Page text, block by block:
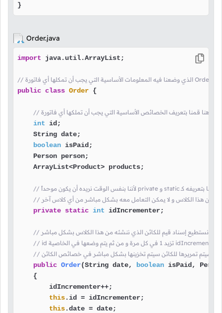
}
Order.java
import java.util.ArrayList;
public class Order {
// هنا قمنا بتعريف الخصائص الأساسية التي يجب أن تملكها أي فاتورة
int id;
    String date;
boolean isPaid;
    Person person;
    ArrayList<Product> products;
من هذا الكلاس و لا يمكن التعامل معه بشكل مباشر من أي كلاس آخر
private static int idIncrementer;
حتى نستطيع إسناد قيم للكائن الذي ننشئه من هذا الكلاس بشكل مباشر
التي سيتم تمريرها للكائن سيتم تخزينها بشكل مباشر في خصائص الكائن
public Order(String date, boolean isPaid,
    {
        idIncrementer++;
this.id = idIncrementer;
this.date = date;